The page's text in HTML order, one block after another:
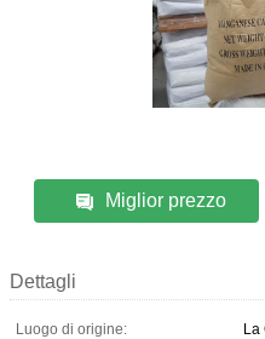
Miglior prezzo
Dettagli
Luogo di origine:
La